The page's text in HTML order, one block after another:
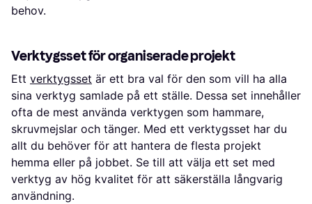
behov.
Verktygsset för organiserade projekt
Ett verktygsset är ett bra val för den som vill ha alla
sina verktyg samlade på ett ställe. Dessa set innehåller
ofta de mest använda verktygen som hammare,
skruvmejslar och tänger. Med ett verktygsset har du
allt du behöver för att hantera de flesta projekt
hemma eller på jobbet. Se till att välja ett set med
verktyg av hög kvalitet för att säkerställa långvarig
användning.